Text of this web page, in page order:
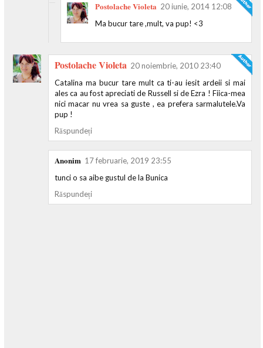
Postolache Violeta 20 iunie, 2014 12:08
Ma bucur tare ,mult, va pup! <3
Postolache Violeta 20 noiembrie, 2010 23:40
Catalina ma bucur tare mult ca ti-au iesit ardeii si mai
ales ca au fost apreciati de Russell si de Ezra ! Fiica-mea
nici macar nu vrea sa guste , ea prefera sarmalutele.Va
pup !
Răspundeți
Anonim 17 februarie, 2019 23:55
tunci o sa aibe gustul de la Bunica
Răspundeți